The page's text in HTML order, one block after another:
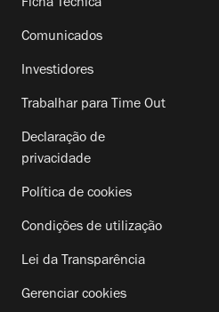
Ficha Técnica
Comunicados
Investidores
Trabalhar para Time Out
Declaração de
privacidade
Política de cookies
Condições de utilização
Lei da Transparência
Gerenciar cookies